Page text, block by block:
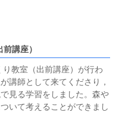
講座）
教室（出前講座）が行わ
講師として来てくださり，
見る学習をしました。森や
いて考えることができまし